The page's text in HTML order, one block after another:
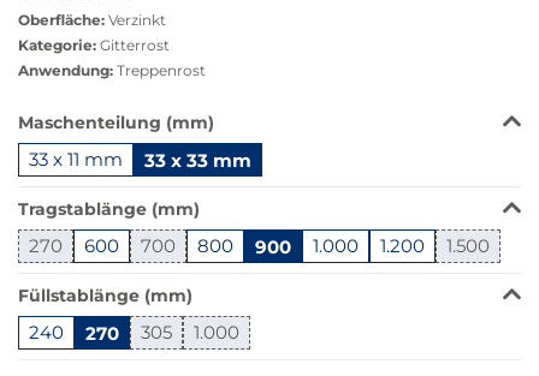
Oberfläche: Verzinkt
Kategorie: Gitterrost
Anwendung: Treppenrost
Das
ist
in
dieser
Variante
nicht
verfügbar.
Bei
Klick
wechselt
Maschenteilung (mm)
33 x 11 mm 33 x 33 mm
Tragstablänge (mm)
270 600 700 800 900 1.000 1.200 1.500
Füllstablänge (mm)
240 270 305 1.000